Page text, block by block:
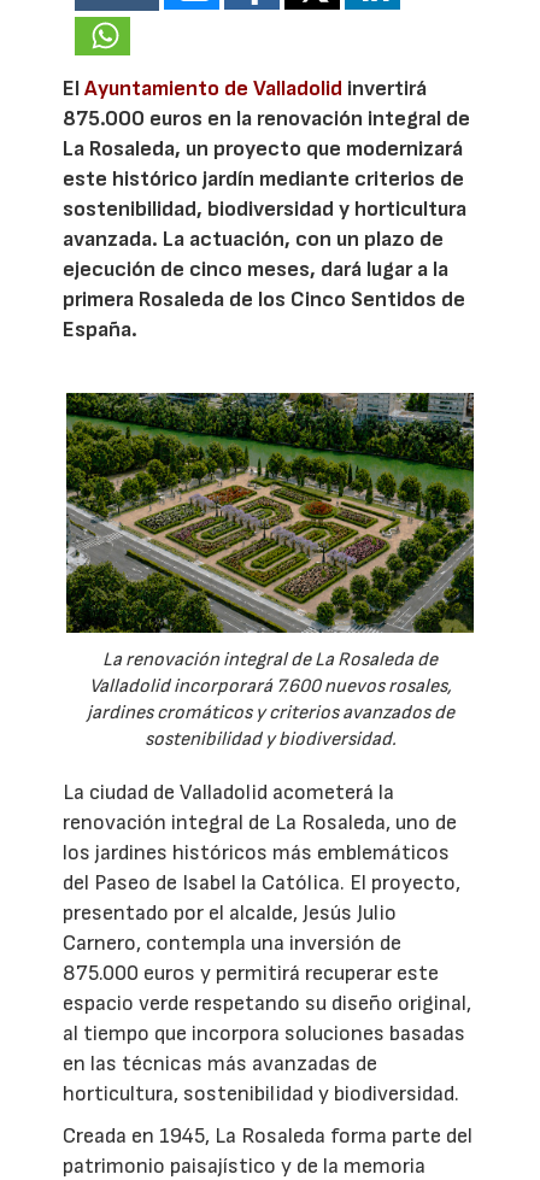
ElAyuntamiento de Valladolid invertirá
875.000 euros en la renovación integral de
La Rosaleda, un proyecto que modernizará
este histórico jardín mediante criterios de
sostenibilidad, biodiversidad y horticultura
avanzada. La actuación, con un plazo de
ejecución de cinco meses, dará lugar a la
primera Rosaleda de los Cinco Sentidos de
España.
La renovación integral de La Rosaleda de
Valladolid incorporará 7.600 nuevos rosales,
jardines cromáticos y criterios avanzados de
sostenibilidad y biodiversidad.
La ciudad de Valladolid acometerá la
renovación integral de La Rosaleda, uno de
los jardines históricos más emblemáticos
del Paseo de Isabel la Católica. El proyecto,
presentado por el alcalde, Jesús Julio
Carnero, contempla una inversión de
875.000 euros y permitirá recuperar este
espacio verde respetando su diseño original,
al tiempo que incorpora soluciones basadas
en las técnicas más avanzadas de
horticultura, sostenibilidad y biodiversidad.
Creada en 1945, La Rosaleda forma parte del
patrimonio paisajístico y de la memoria